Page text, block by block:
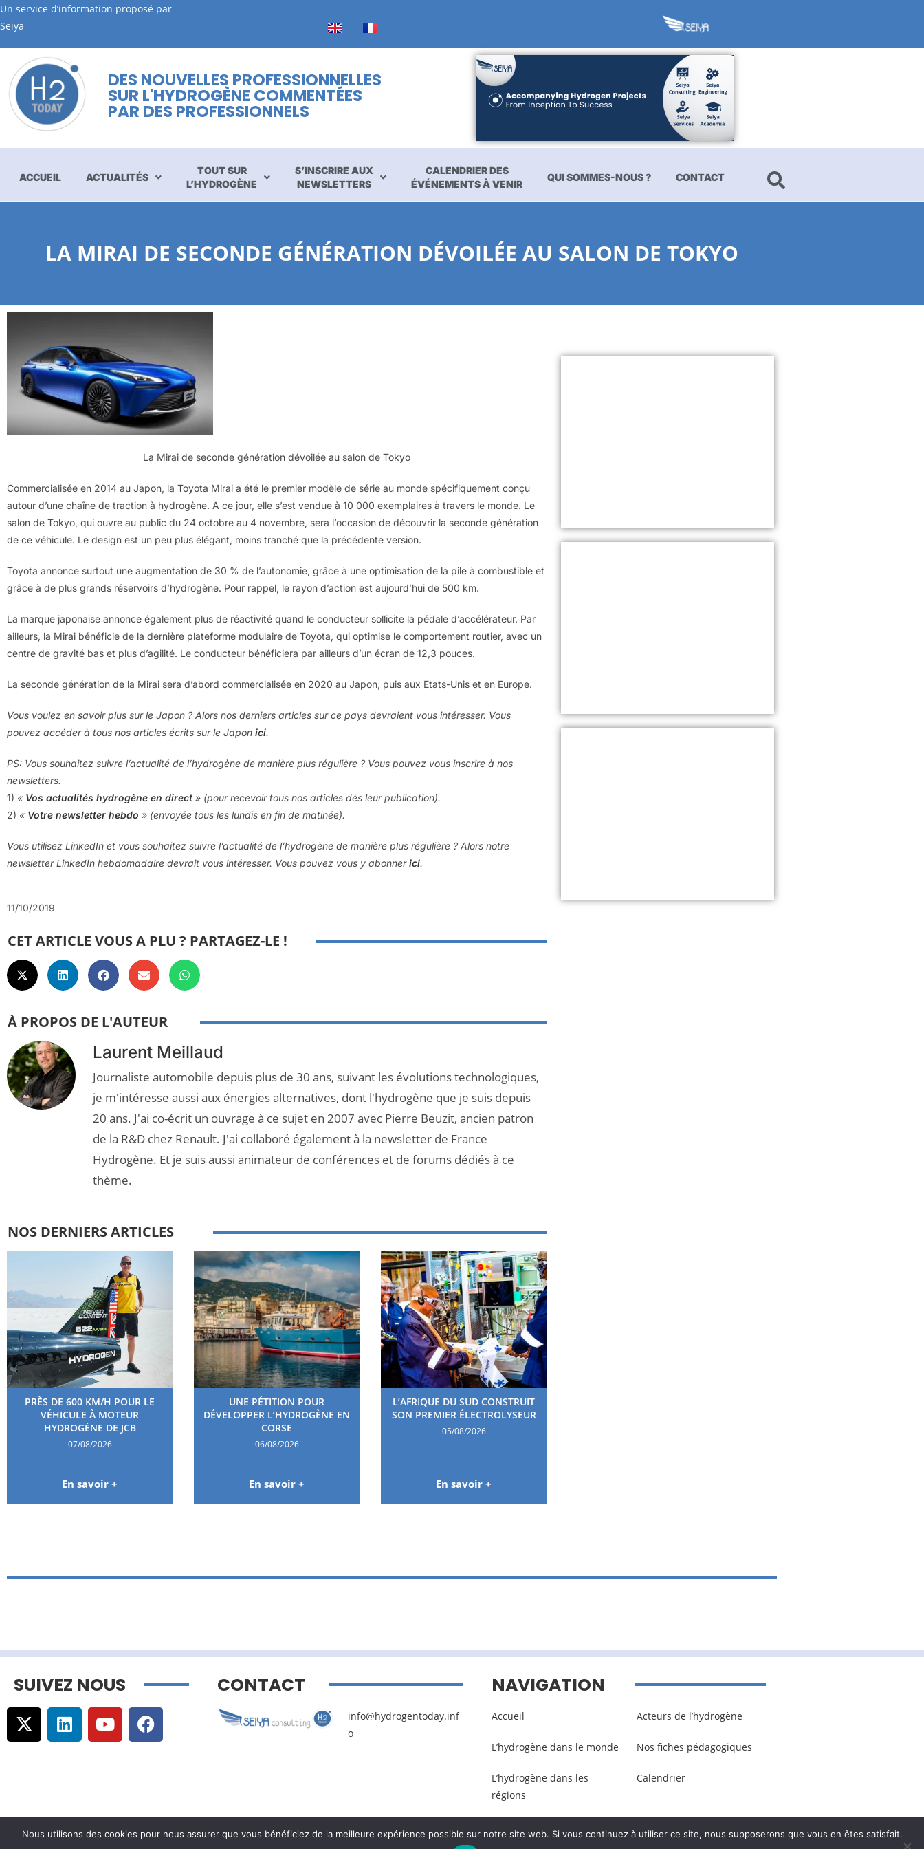
Un service d’information proposé par
Seiya
DES NOUVELLES PROFESSIONNELLES
SUR L'HYDROGÈNE COMMENTÉES
PAR DES PROFESSIONNELS
ACCUEIL ACTUALITÉS
TOUT SUR
L’HYDROGÈNE
S’INSCRIRE AUX
NEWSLETTERS
CALENDRIER DES
ÉVÉNEMENTS À VENIR
QUI SOMMES-NOUS ? CONTACT
LA MIRAI DE SECONDE GÉNÉRATION DÉVOILÉE AU SALON DE TOKYO
La Mirai de seconde génération dévoilée au salon de Tokyo
Commercialisée en 2014 au Japon, la Toyota Mirai a été le premier modèle de série au monde spécifiquement conçu
autour d’une chaîne de traction à hydrogène. A ce jour, elle s’est vendue à 10 000 exemplaires à travers le monde. Le
salon de Tokyo, qui ouvre au public du 24 octobre au 4 novembre, sera l’occasion de découvrir la seconde génération
de ce véhicule. Le design est un peu plus élégant, moins tranché que la précédente version.
Toyota annonce surtout une augmentation de 30 % de l’autonomie, grâce à une optimisation de la pile à combustible et
grâce à de plus grands réservoirs d’hydrogène. Pour rappel, le rayon d’action est aujourd’hui de 500 km.
La marque japonaise annonce également plus de réactivité quand le conducteur sollicite la pédale d’accélérateur. Par
ailleurs, la Mirai bénéficie de la dernière plateforme modulaire de Toyota, qui optimise le comportement routier, avec un
centre de gravité bas et plus d’agilité. Le conducteur bénéficiera par ailleurs d’un écran de 12,3 pouces.
La seconde génération de la Mirai sera d’abord commercialisée en 2020 au Japon, puis aux Etats-Unis et en Europe.
Vous voulez en savoir plus sur le Japon ? Alors nos derniers articles sur ce pays devraient vous intéresser. Vous
pouvez accéder à tous nos articles écrits sur le Japon ici.
PS: Vous souhaitez suivre l’actualité de l’hydrogène de manière plus régulière ? Vous pouvez vous inscrire à nos
newsletters.
1) « Vos actualités hydrogène en direct » (pour recevoir tous nos articles dès leur publication).
2) « Votre newsletter hebdo » (envoyée tous les lundis en fin de matinée).
Vous utilisez LinkedIn et vous souhaitez suivre l’actualité de l’hydrogène de manière plus régulière ? Alors notre
newsletter LinkedIn hebdomadaire devrait vous intéresser. Vous pouvez vous y abonnerici.
11/10/2019
CET ARTICLE VOUS A PLU ? PARTAGEZ-LE !
À PROPOS DE L'AUTEUR
Laurent Meillaud
Journaliste automobile depuis plus de 30 ans, suivant les évolutions technologiques,
je m'intéresse aussi aux énergies alternatives, dont l'hydrogène que je suis depuis
20 ans. J'ai co-écrit un ouvrage à ce sujet en 2007 avec Pierre Beuzit, ancien patron
de la R&D chez Renault. J'ai collaboré également à la newsletter de France
Hydrogène. Et je suis aussi animateur de conférences et de forums dédiés à ce
thème.
NOS DERNIERS ARTICLES
PRÈS DE 600 KM/H POUR LE
VÉHICULE À MOTEUR
HYDROGÈNE DE JCB
07/08/2026
En savoir +
UNE PÉTITION POUR
DÉVELOPPER L’HYDROGÈNE EN
CORSE
06/08/2026
En savoir +
L’AFRIQUE DU SUD CONSTRUIT
SON PREMIER ÉLECTROLYSEUR
05/08/2026
En savoir +
SUIVEZ NOUS CONTACT
info@hydrogentoday.inf
o
NAVIGATION
Accueil
L’hydrogène dans le monde
L’hydrogène dans les
régions
Acteurs de l’hydrogène
Nos fiches pédagogiques
Calendrier
Mentions légales
Nous utilisons des cookies pour nous assurer que vous bénéficiez de la meilleure expérience possible sur notre site web. Si vous continuez à utiliser ce site, nous supposerons que vous en êtes satisfait.